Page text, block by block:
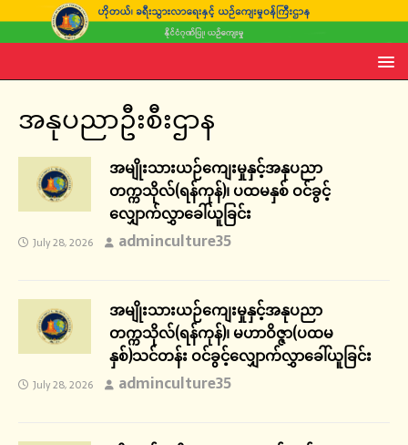
အနုပညာဦးစီးဌာန
အမျိုးသားယဉ်ကျေးမှုနှင့်အနုပညာ
တက္ကသိုလ်(ရန်ကုန်)၊ ပထမနှစ် ဝင်ခွင့်
လျှောက်လွှာခေါ်ယူခြင်း
July 28, 2026 adminculture35
အမျိုးသားယဉ်ကျေးမှုနှင့်အနုပညာ
တက္ကသိုလ်(ရန်ကုန်)၊ မဟာဝိဇ္ဇာ(ပထမ
နှစ်)သင်တန်း ဝင်ခွင့်လျှောက်လွှာခေါ်ယူခြင်း
July 28, 2026 adminculture35